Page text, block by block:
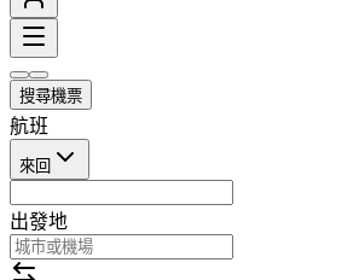
搜尋機票
航班
來回
出發地